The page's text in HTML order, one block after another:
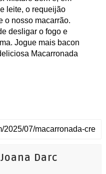
leite, o requeijão
o nosso macarrão.
desligar o fogo e
Jogue mais bacon
Macarronada
Darc